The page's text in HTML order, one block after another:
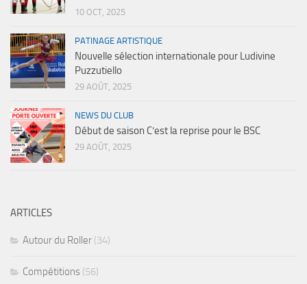
10 OCT, 2025
PATINAGE ARTISTIQUE
Nouvelle sélection internationale pour Ludivine
Puzzutiello
29 AOÛT, 2025
NEWS DU CLUB
Début de saison C’est la reprise pour le BSC
29 AOÛT, 2025
ARTICLES
Autour du Roller (34)
Compétitions (56)